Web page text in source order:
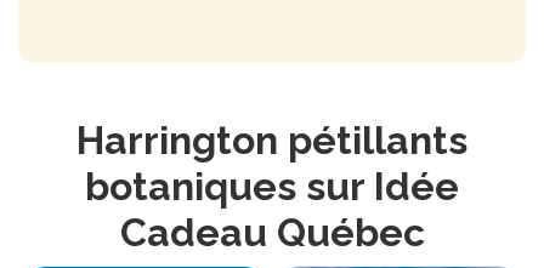
Harrington pétillants
botaniques sur Idée
Cadeau Québec